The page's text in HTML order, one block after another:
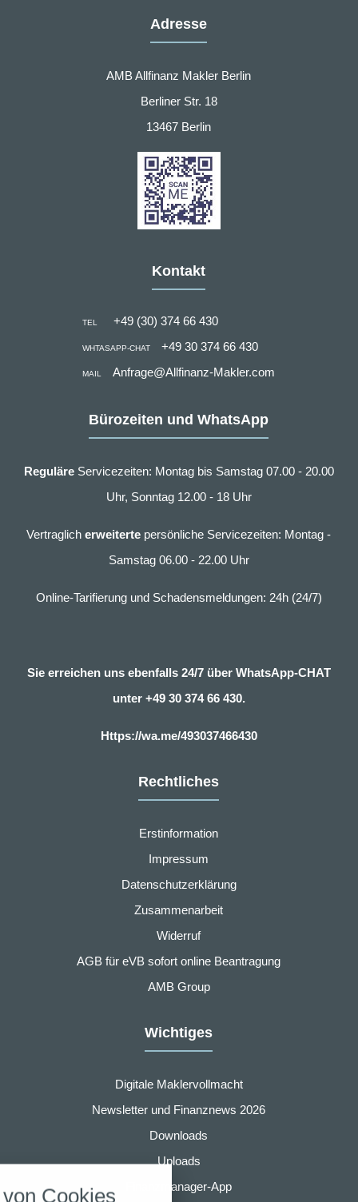
Adresse
AMB Allfinanz Makler Berlin
Berliner Str. 18
13467 Berlin
Kontakt
TEL +49 (30) 374 66 430
WHTASAPP-CHAT +49 30 374 66 430
MAIL Anfrage@Allfinanz-Makler.com
Bürozeiten und WhatsApp
ReguläreServicezeiten: Montag bis Samstag 07.00 - 20.00
Uhr, Sonntag 12.00 - 18 Uhr
Vertraglicherweiterte persönliche Servicezeiten: Montag -
Samstag 06.00 - 22.00 Uhr
Online-Tarifierung und Schadensmeldungen: 24h (24/7)
Sie erreichen uns ebenfalls 24/7 über WhatsApp-CHAT
unter +49 30 374 66 430.
Https://wa.me/493037466430
Rechtliches
Erstinformation
Impressum
Datenschutzerklärung
Zusammenarbeit
Widerruf
AGB für eVB sofort online Beantragung
AMB Group
Wichtiges
Digitale Maklervollmacht
Newsletter und Finanznews 2026
Downloads
Uploads
Finanzmanager-App
Cookies
folgende Kategorien zu